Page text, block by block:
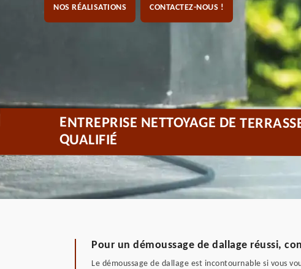
NOS RÉALISATIONS CONTACTEZ-NOUS !
ENTREPRISE NETTOYAGE DE
QUALIFIÉ
Pour un démoussage de dallage réussi,
Le démoussage de dallage est incontournable si vous